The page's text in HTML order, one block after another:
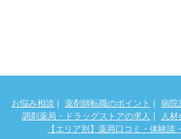
お悩み相談 薬剤師転職のポイント 病院
調剤薬局・ドラッグストアの求人
人
【エリア別】薬局口コミ・体験談